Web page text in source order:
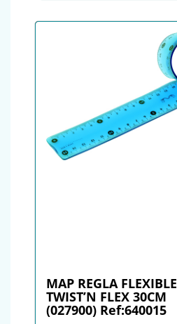
MAP REGLA FLEXIBLE
TWIST’N FLEX 30CM
(027900) Ref:640015